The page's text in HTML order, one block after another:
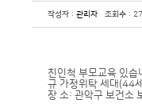
작성자 : 관리자 조회수 :
친인척 부모교육 있
규 가정위탁 세대(44
장 소: 관악구 보건소